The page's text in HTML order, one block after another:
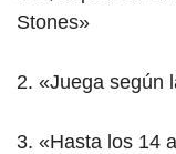
Stones»
2. «Juega según
3. «Hasta los 14